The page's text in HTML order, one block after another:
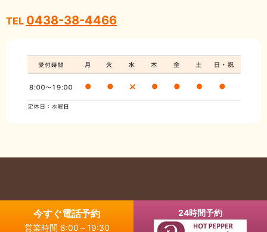
TEL 0438-38-4466
今すぐ電話予約
営業時間 8:00～19:30
24時間予約
Copyright © 木更津市の整体・骨盤矯正なら ほたる野整体 All Rights